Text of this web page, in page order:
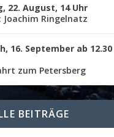
22. August, 14 Uhr
Joachim Ringelnatz
16. September ab 12.30
zum Petersberg
BEITRÄGE